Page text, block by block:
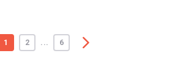
1 2 ... 6